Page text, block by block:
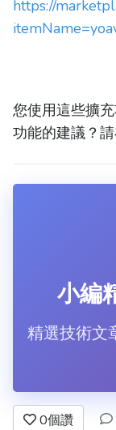
https://
您使用這些擴
功能的建議？
小編
精選技術文
0個讚